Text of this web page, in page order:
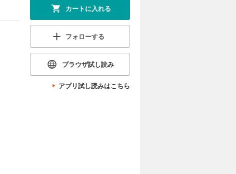
カートに入れる
フォローする
ブラウザ試し読み
アプリ試し読みはこちら